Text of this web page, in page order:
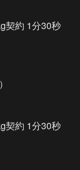
契約 1分30秒
契約 1分30秒